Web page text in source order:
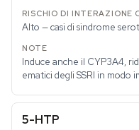
Alto — casi di sindrome
Induce anche il CYP3A4,
ematici degli SSRI in modo
5-HTP